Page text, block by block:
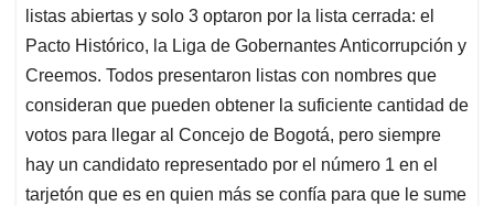
listas abiertas y solo 3 optaron por la lista cerrada: el
Pacto Histórico, la Liga de Gobernantes Anticorrupción y
Creemos. Todos presentaron listas con nombres que
consideran que pueden obtener la suficiente cantidad de
votos para llegar al Concejo de Bogotá, pero siempre
hay un candidato representado por el número 1 en el
tarjetón que es en quien más se confía para que le sume